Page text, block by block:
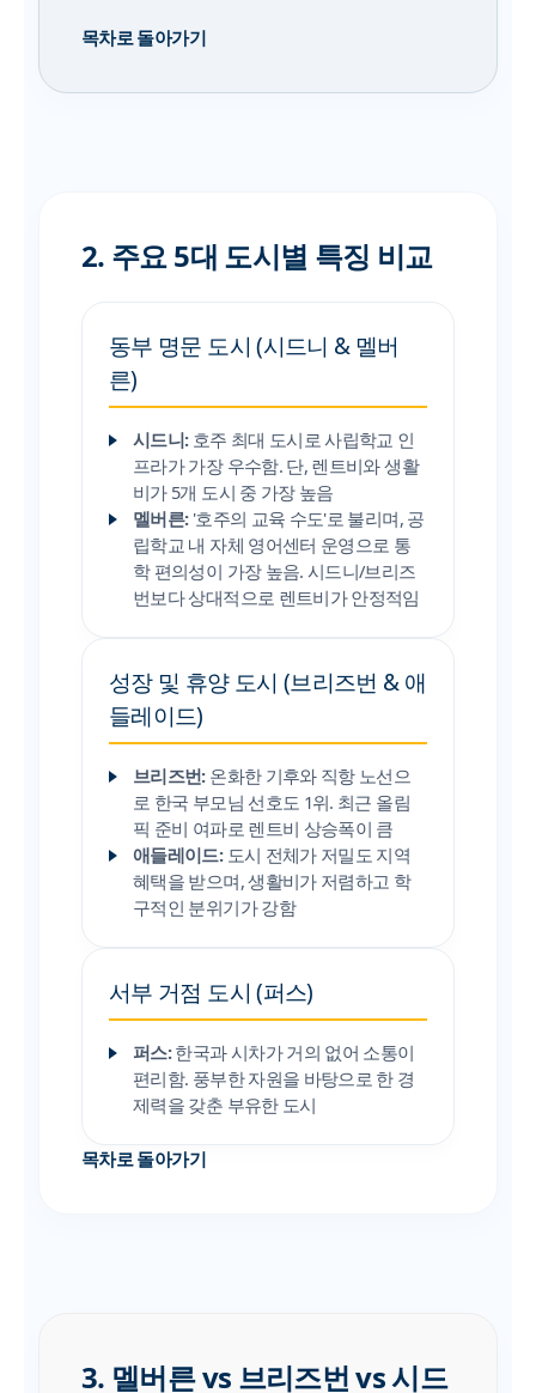
목차로 돌아가기
2. 주요 5대 도시별 특징 비교
동부 명문 도시 (시드니 & 멜버
른)
시드니:호주 최대 도시로 사립학교 인
프라가 가장 우수함. 단, 렌트비와 생활
비가 5개 도시 중 가장 높음
멜버른:'호주의 교육 수도'로 불리며, 공
립학교 내 자체 영어센터 운영으로 통
학 편의성이 가장 높음. 시드니/브리즈
번보다 상대적으로 렌트비가 안정적임
성장 및 휴양 도시 (브리즈번 & 애
들레이드)
브리즈번:온화한 기후와 직항 노선으
로 한국 부모님 선호도 1위. 최근 올림
픽 준비 여파로 렌트비 상승폭이 큼
애들레이드:도시 전체가 저밀도 지역
혜택을 받으며, 생활비가 저렴하고 학
구적인 분위기가 강함
서부 거점 도시 (퍼스)
퍼스:한국과 시차가 거의 없어 소통이
편리함. 풍부한 자원을 바탕으로 한 경
제력을 갖춘 부유한 도시
목차로 돌아가기
3. 멜버른 vs 브리즈번 vs 시드